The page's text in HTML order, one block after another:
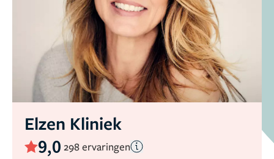
Elzen Kliniek
9,0 298 ervaringen